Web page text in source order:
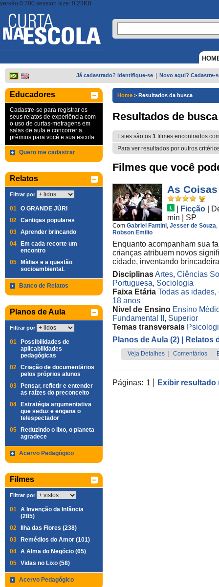
versão 0.700 session size: 0,23KB
Já cadastrado? Identifique-se Novo aqui? Cadastre-
Educadores
Cadastre-se para registrar os
seus relatos de experiência com
o uso de curtas-metragens em
salas de aula e concorrer a
prêmios para você e sua escola.
Quero me cadastrar
Relatos
Filtrar por
01 O GRANDE JÚRI
02 Cantigas populares
03 Aprender brincando
04
Em cada recorte um
encontro
05
Mídias e a questão
socioambiental.
Banco de Relatos
Planos de Aula
Filtrar por
01
Possibilidades de
aplicabilidades
pedagógicas
02 Criação de documentários
pelos próprios alunos
03
Pensar, refletir e entender
as raízes do preconceito
04
Estratégia argumentativa
que seduz e engana o
telespectador
05
Reduzindo o lixo, o planeta
agradece
Acervo Pedagógico
Filmes
Filtrar por
01 A Invenção da Infância
(285)
02
Ilha das Flores (238)
03
Remédios do Amor (101)
04 A Alma do Negócio (65)
05 Vidas no Lixo (58)
Acervo Pedagógico
Home > Resultados da busca
Resultados de busca
Estes são os 1 filmes encontrados
Para ver resultados por outros
Filmes que você
As
Ficção
min
SP
Com Gabriel Fantini, Jesser de Souza,
Robson Emilio
Enquanto acompanham sua
crianças atribuem novos
cidade, inventando
DisciplinasArtes, Ciências
Portuguesa, Sociologia
Faixa Etária Todas as idades,
18 anos
Nível de Ensino Ensino
Fundamental II , Superior
Temas transversais
Planos de Aula (2)
| Relatos
Veja Detalhes Comentários
Páginas: 1 Exibir resultado